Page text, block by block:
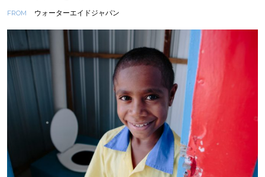
FROM ウォーターエイドジャパン